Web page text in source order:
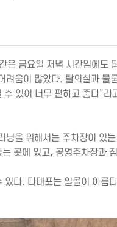
금요일 저녁 시간임에도
움이 많았다. 탈의실과 물
있어 너무 편하고 좋다”라
을 위해서는 주차장이 있
곳에 있고, 공영주차장과
다. 다대포는 일몰이 아름